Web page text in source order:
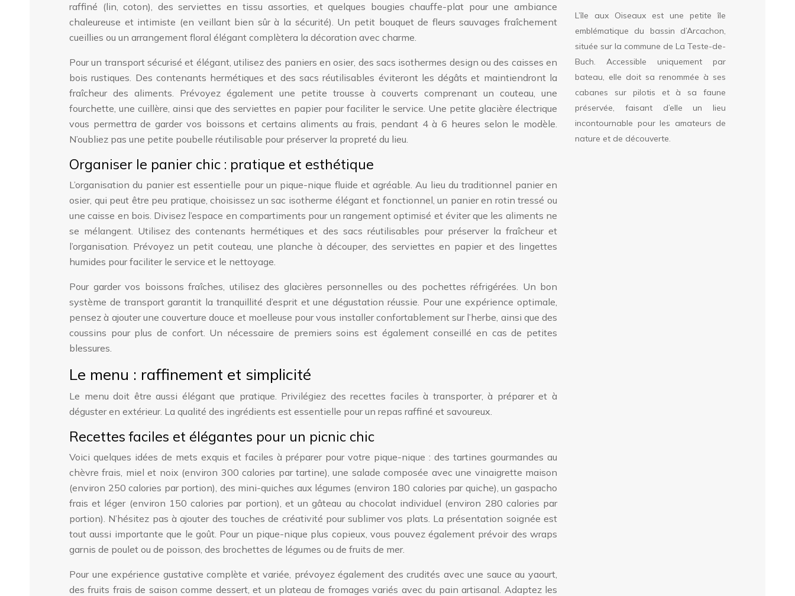
raffiné (lin, coton), des serviettes en tissu assorties, et quelques bougies chauffe-plat pour une ambiance
chaleureuse et intimiste (en veillant bien sûr à la sécurité). Un petit bouquet de fleurs sauvages fraîchement
cueillies ou un arrangement floral élégant complètera la décoration avec charme.
Pour un transport sécurisé et élégant, utilisez des paniers en osier, des sacs isothermes design ou des caisses en
bois rustiques. Des contenants hermétiques et des sacs réutilisables éviteront les dégâts et maintiendront la
fraîcheur des aliments. Prévoyez également une petite trousse à couverts comprenant un couteau, une
fourchette, une cuillère, ainsi que des serviettes en papier pour faciliter le service. Une petite glacière électrique
vous permettra de garder vos boissons et certains aliments au frais, pendant 4 à 6 heures selon le modèle.
N’oubliez pas une petite poubelle réutilisable pour préserver la propreté du lieu.
Organiser le panier chic : pratique et esthétique
L’organisation du panier est essentielle pour un pique-nique fluide et agréable. Au lieu du traditionnel panier en
osier, qui peut être peu pratique, choisissez un sac isotherme élégant et fonctionnel, un panier en rotin tressé ou
une caisse en bois. Divisez l’espace en compartiments pour un rangement optimisé et éviter que les aliments ne
se mélangent. Utilisez des contenants hermétiques et des sacs réutilisables pour préserver la fraîcheur et
l’organisation. Prévoyez un petit couteau, une planche à découper, des serviettes en papier et des lingettes
humides pour faciliter le service et le nettoyage.
Pour garder vos boissons fraîches, utilisez des glacières personnelles ou des pochettes réfrigérées. Un bon
système de transport garantit la tranquillité d’esprit et une dégustation réussie. Pour une expérience optimale,
pensez à ajouter une couverture douce et moelleuse pour vous installer confortablement sur l’herbe, ainsi que des
coussins pour plus de confort. Un nécessaire de premiers soins est également conseillé en cas de petites
blessures.
Le menu : raffinement et simplicité
Le menu doit être aussi élégant que pratique. Privilégiez des recettes faciles à transporter, à préparer et à
déguster en extérieur. La qualité des ingrédients est essentielle pour un repas raffiné et savoureux.
Recettes faciles et élégantes pour un picnic chic
Voici quelques idées de mets exquis et faciles à préparer pour votre pique-nique : des tartines gourmandes au
chèvre frais, miel et noix (environ 300 calories par tartine), une salade composée avec une vinaigrette maison
(environ 250 calories par portion), des mini-quiches aux légumes (environ 180 calories par quiche), un gaspacho
frais et léger (environ 150 calories par portion), et un gâteau au chocolat individuel (environ 280 calories par
portion). N’hésitez pas à ajouter des touches de créativité pour sublimer vos plats. La présentation soignée est
tout aussi importante que le goût. Pour un pique-nique plus copieux, vous pouvez également prévoir des wraps
garnis de poulet ou de poisson, des brochettes de légumes ou de fruits de mer.
Pour une expérience gustative complète et variée, prévoyez également des crudités avec une sauce au yaourt,
des fruits frais de saison comme dessert, et un plateau de fromages variés avec du pain artisanal. Adaptez les
L’île aux Oiseaux est une petite île
emblématique du bassin d’Arcachon,
située sur la commune de La Teste-de-
Buch. Accessible uniquement par
bateau, elle doit sa renommée à ses
cabanes sur pilotis et à sa faune
préservée, faisant d’elle un lieu
incontournable pour les amateurs de
nature et de découverte.